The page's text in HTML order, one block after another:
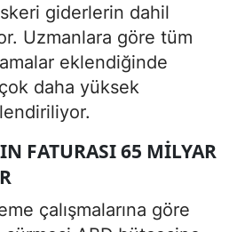
giderlerin dahil
Uzmanlara göre tüm
eklendiğinde
daha yüksek
FATURASI 65 MILYAR
çalışmalarına göre